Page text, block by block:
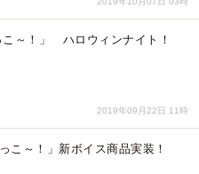
こ～！」 ハロウィンナイト！
2019年09月22日 11時
こ～！」新ボイス商品実装！